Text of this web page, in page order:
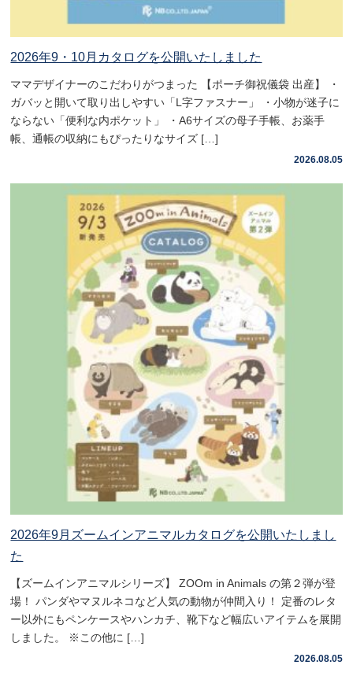
2026年9・10月カタログを公開いたしました
ママデザイナーのこだわりがつまった 【ポーチ御祝儀袋 出産】 ・
ガバッと開いて取り出しやすい「L字ファスナー」 ・小物が迷子に
ならない「便利な内ポケット」 ・A6サイズの母子手帳、お薬手
帳、通帳の収納にもぴったりなサイズ […]
2026.08.05
2026年9月ズームインアニマルカタログを公開いたしまし
た
【ズームインアニマルシリーズ】 ZOOm in Animals の第２弾が登
場！ パンダやマヌルネコなど人気の動物が仲間入り！ 定番のレタ
ー以外にもペンケースやハンカチ、靴下など幅広いアイテムを展開
しました。 ※この他に […]
2026.08.05